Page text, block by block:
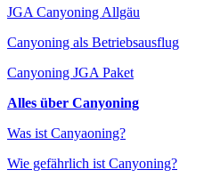
JGA Canyoning Allgäu
Canyoning als Betriebsausflug
Canyoning JGA Paket
Alles über Canyoning
Was ist Canyaoning?
Wie gefährlich ist Canyoning?